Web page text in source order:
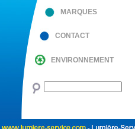
MARQUES
CONTACT
ENVIRONNEMENT